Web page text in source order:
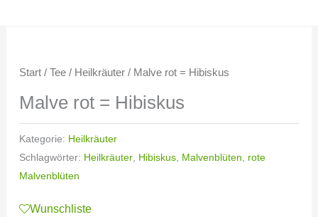
Start/ Tee/ Heilkräuter/ Malve rot = Hibiskus
Malve rot = Hibiskus
Kategorie: Heilkräuter
Schlagwörter: Heilkräuter, Hibiskus, Malvenblüten
rote
Malvenblüten
Wunschliste